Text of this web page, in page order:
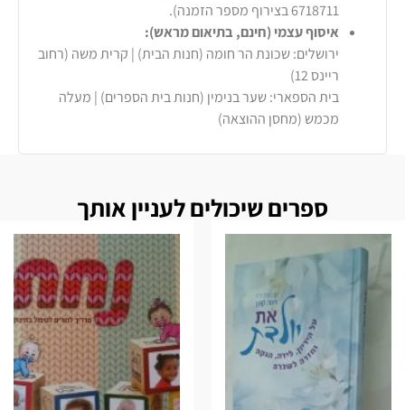
6718711 בצירוף מספר הזמנה).
איסוף עצמי (חינם, בתיאום מראש):
ירושלים: שכונת הר חומה (חנות הבית) | קרית משה (רחוב
ריינס 12)
בית הספארי: שער בנימין (חנות בית הספרים) | מעלה
מכמש (מחסן ההוצאה)
ספרים שיכולים לעניין אותך